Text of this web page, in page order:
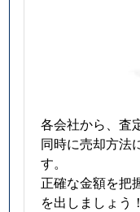
各会社から、査
同時に売却方法
す。
正確な金額を把
を出しましょう！